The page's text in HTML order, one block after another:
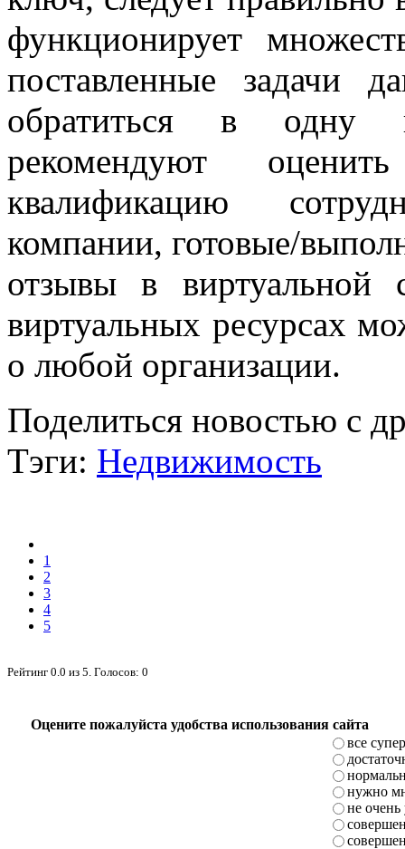
функционирует
поставленные задачи
обратиться в одну
рекомендуют
квалификацию
компании, готовые/
отзывы в виртуальной
виртуальных ресурсах
о любой организации.
Поделиться новостью с
Тэги: Недвижимость
1
2
3
4
5
Рейтинг 0.0 из 5 . Голосов: 0
Оцените пожалуйста удобства использования сайта
все супер
нужно
не очень